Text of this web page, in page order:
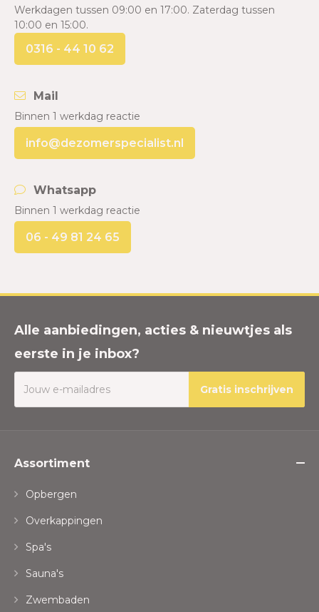
Werkdagen tussen 09:00 en 17:00. Zaterdag tussen
10:00 en 15:00.
0316 - 44 10 62
Mail
Binnen 1 werkdag reactie
info@dezomerspecialist.nl
Whatsapp
Binnen 1 werkdag reactie
06 - 49 81 24 65
Alle aanbiedingen, acties & nieuwtjes als
eerste in je inbox?
Gratis inschrijven
Assortiment
Opbergen
Overkappingen
Spa's
Sauna's
Zwembaden